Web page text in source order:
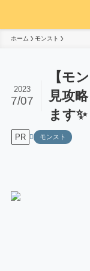
ホーム モンスト
【モ
見攻
ます✨
2023
7/07
PR モンスト